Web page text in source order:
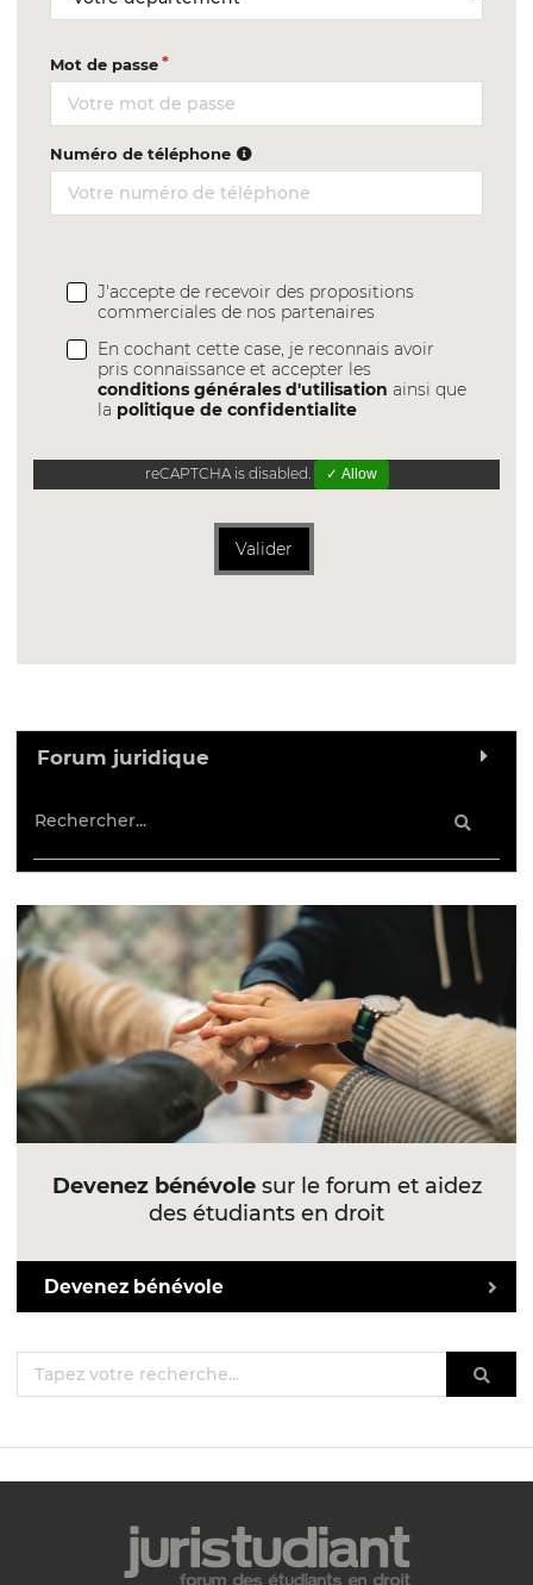
Mot de passe
Numéro de téléphone
J'accepte de recevoir des propositions
commerciales de nos partenaires
En cochant cette case, je reconnais avoir
pris connaissance et accepter les
conditions générales d'utilisation ainsi que
la politique de confidentialite
reCAPTCHA is disabled. ✓ Allow
Valider
Forum juridique
Devenez bénévolesur le forum et aidez
des étudiants en droit
Devenez bénévole